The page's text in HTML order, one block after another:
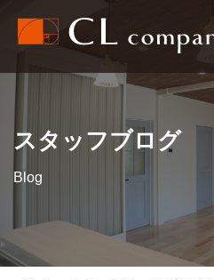
スタッフブログ
Blog